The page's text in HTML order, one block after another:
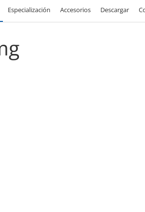
Especialización Accesorios Descargar